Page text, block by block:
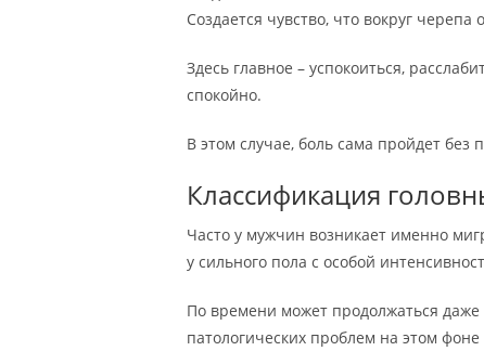
Создается чувство, что вокруг черепа
Здесь главное – успокоиться,
спокойно.
В этом случае, боль сама пройдет без
Классификация
Часто у мужчин возникает именно
у сильного пола с особой
По времени может продолжаться
патологических проблем на этом фоне